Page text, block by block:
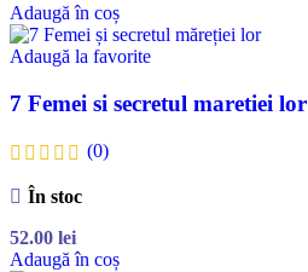
Adaugă în coș
Adaugă la favorite
7 Femei si secretul maretiei lor
(0)
În stoc
52.00 lei
Adaugă în coș